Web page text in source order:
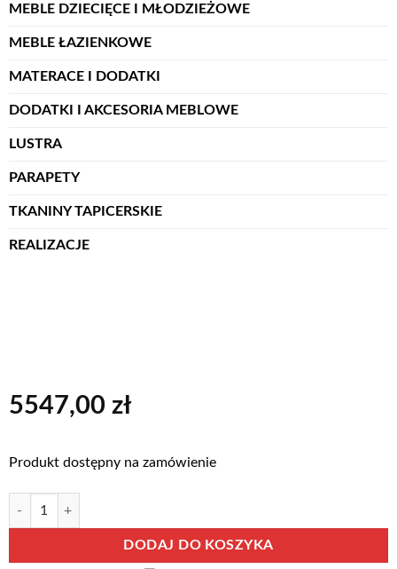
MEBLE DZIECIĘCE I MŁODZIEŻOWE
MEBLE ŁAZIENKOWE
MATERACE I DODATKI
DODATKI I AKCESORIA MEBLOWE
LUSTRA
PARAPETY
TKANINY TAPICERSKIE
REALIZACJE
5547,00 zł
Produkt dostępny na zamówienie
ilość NAROŻNIK CADIZ III
DODAJ DO KOSZYKA
Alternative: